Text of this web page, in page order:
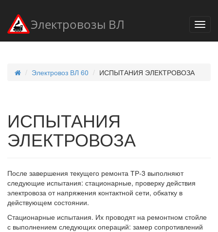
Электровозы ВЛ
Электровоз ВЛ 60 ИСПЫТАНИЯ ЭЛЕКТРОВОЗА
ИСПЫТАНИЯ
ЭЛЕКТРОВОЗА
После завершения текущего ремонта ТР-3 выполняют
следующие испытания: стационарные, проверку действия
электровоза от напряжения контактной сети, обкатку в
действующем состоянии.
Стационарные испытания. Их проводят на ремонтном стойле
с выполнением следующих операций: замер сопротивлений